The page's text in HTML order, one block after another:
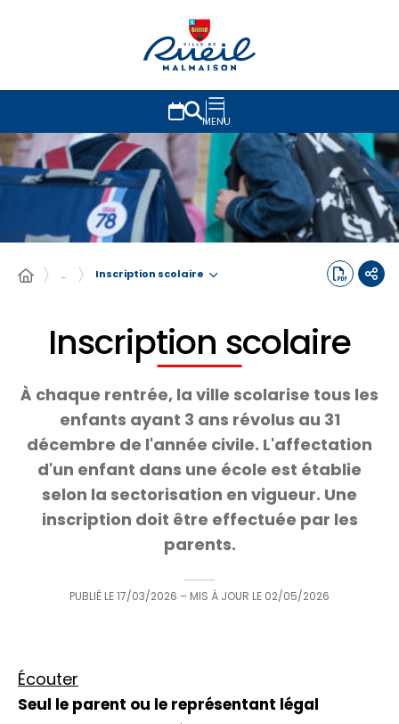
MENU
… Inscription scolaire
Inscription scolaire
À chaque rentrée, la ville scolarise tous les
enfants ayant 3 ans révolus au 31
décembre de l'année civile. L'affectation
d'un enfant dans une école est établie
selon la sectorisation en vigueur. Une
inscription doit être effectuée par les
parents.
PUBLIÉ LE17/03/2026 – MIS À JOUR LE 02/05/2026
Écouter
Seul le parent ou le représentant légal